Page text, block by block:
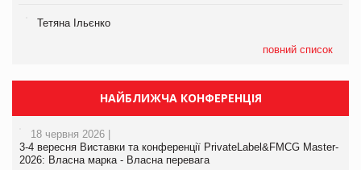
Тетяна Ільєнко
повний список
НАЙБЛИЖЧА КОНФЕРЕНЦІЯ
18 червня 2026 |
3-4 вересня Виставки та конференції PrivateLabel&FMCG Master-
2026: Власна марка - Власна перевага